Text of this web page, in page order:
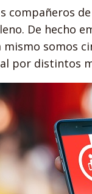
compañeros
De hecho
somos
por distintos